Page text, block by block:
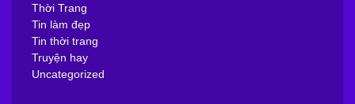
Thời Trang
Tin làm đẹp
Tin thời trang
Truyện hay
Uncategorized